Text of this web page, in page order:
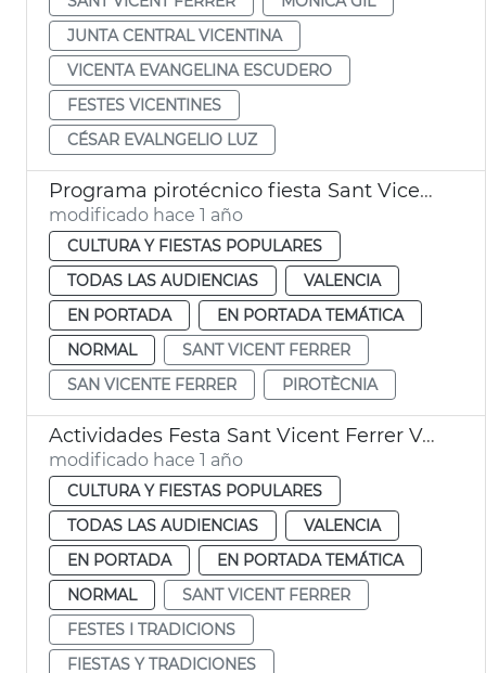
JUNTA CENTRAL VICENTINA
VICENTA EVANGELINA ESCUDERO
FESTES VICENTINES
CÉSAR EVALNGELIO LUZ
Programa pirotécnico fiesta Sant Vicent Ferrer València
modificado hace 1 año
CULTURA Y FIESTAS POPULARES
TODAS LAS AUDIENCIAS
VALENCIA
EN PORTADA
EN PORTADA TEMÁTICA
NORMAL
SANT VICENT FERRER
SAN VICENTE FERRER
PIROTÈCNIA
Actividades Festa Sant Vicent Ferrer València
modificado hace 1 año
CULTURA Y FIESTAS POPULARES
TODAS LAS AUDIENCIAS
VALENCIA
EN PORTADA
EN PORTADA TEMÁTICA
NORMAL
SANT VICENT FERRER
FESTES I TRADICIONS
FIESTAS Y TRADICIONES